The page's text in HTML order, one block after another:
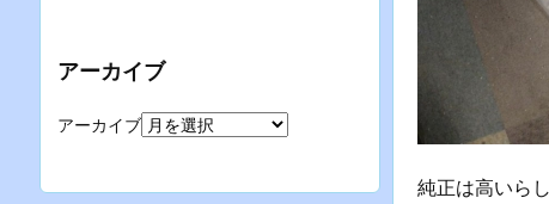
純正は高いら
アーカイブ
アーカイブ